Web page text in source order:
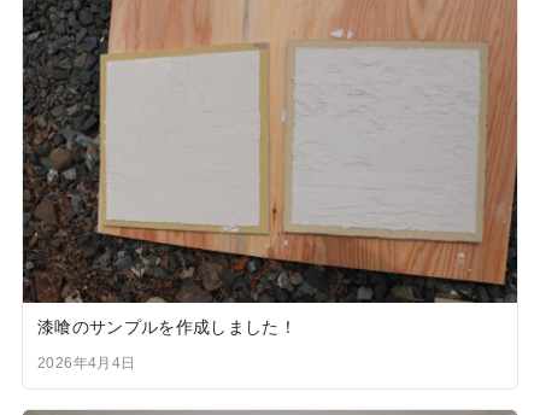
漆喰のサンプルを作成しました！
2026年4月4日